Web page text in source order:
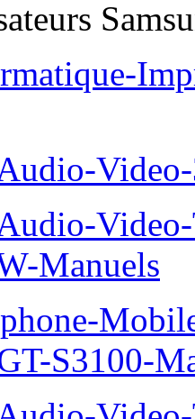
Manuels
S3100-